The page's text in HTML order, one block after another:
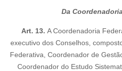
Da
Art. 13. A Coordenadoria
executivo dos Conselhos,
Federativa, Coordenador de
Coordenador do Estudo